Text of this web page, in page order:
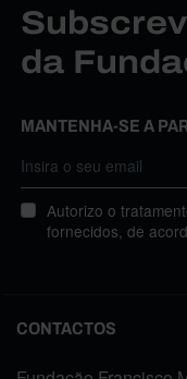
da
MANTENHA-SE A
Autorizo o
fornecidos, de
CONTACTOS